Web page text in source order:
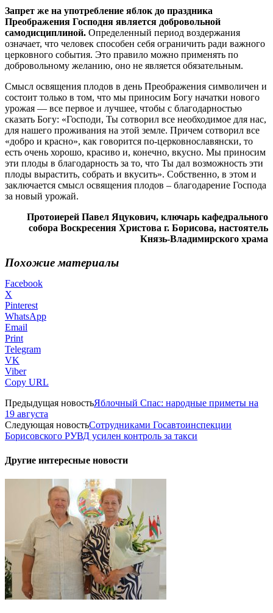
Запрет же на употребление яблок до праздника
Преображения Господня является добровольной
самодисциплиной. Определенный период воздержания
означает, что человек способен себя ограничить ради важного
церковного события. Это правило можно применять по
добровольному желанию, оно не является обязательным.
Смысл освящения плодов в день Преображения символичен и
состоит только в том, что мы приносим Богу начатки нового
урожая — все первое и лучшее, чтобы с благодарностью
сказать Богу: «Господи, Ты сотворил все необходимое для нас,
для нашего проживания на этой земле. Причем сотворил все
«добро и красно», как говорится по-церковнославянски, то
есть очень хорошо, красиво и, конечно, вкусно. Мы приносим
эти плоды в благодарность за то, что Ты дал возможность эти
плоды вырастить, собрать и вкусить». Собственно, в этом и
заключается смысл освящения плодов – благодарение Господа
за новый урожай.
Протоиерей Павел Яцукович, ключарь кафедрального
собора Воскресения Христова г. Борисова, настоятель
Князь-Владимирского храма
Похожие материалы
Facebook
X
Pinterest
WhatsApp
Email
Print
Telegram
VK
Viber
Copy URL
Предыдущая новостьЯблочный Спас: народные приметы на
19 августа
Следующая новостьСотрудниками Госавтоинспекции
Борисовского РУВД усилен контроль за такси
Другие интересные новости